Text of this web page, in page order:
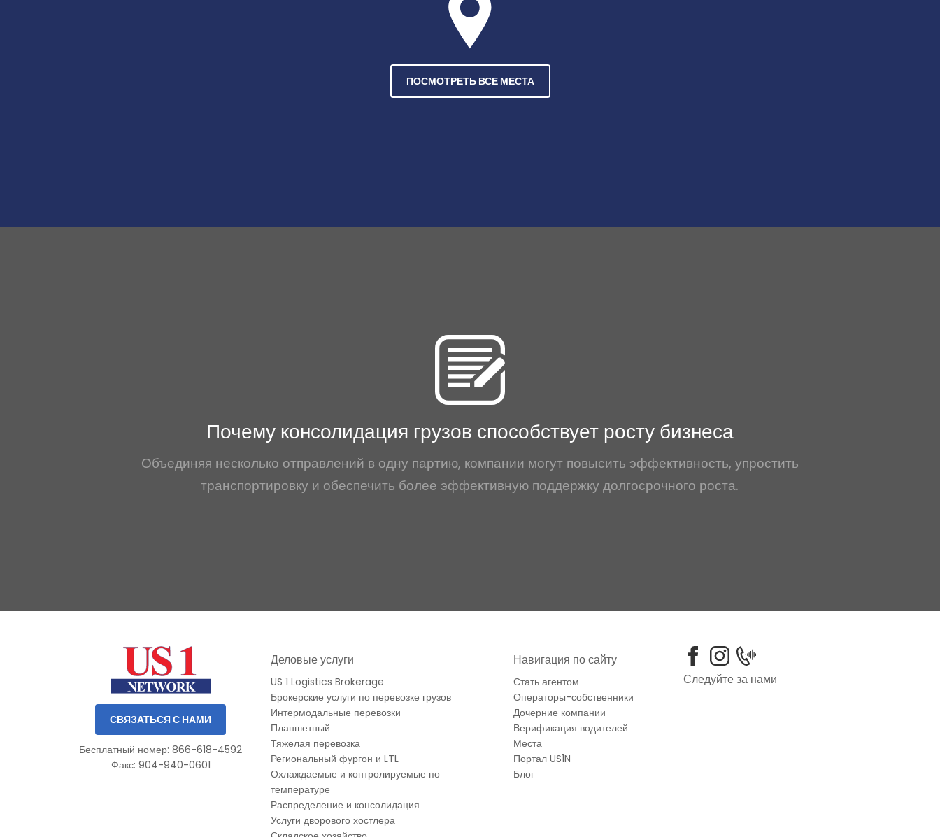
ПОСМОТРЕТЬ ВСЕ МЕСТА
Почему консолидация грузов способствует росту бизнеса
Объединяя несколько отправлений в одну партию, компании могут повысить эффективность, упростить
транспортировку и обеспечить более эффективную поддержку долгосрочного роста.
СВЯЗАТЬСЯ С НАМИ
Бесплатный номер: 866-618-4592
Факс: 904-940-0601
Деловые услуги
US 1 Logistics Brokerage
Брокерские услуги по перевозке грузов
Интермодальные перевозки
Планшетный
Тяжелая перевозка
Региональный фургон и LTL
Охлаждаемые и контролируемые по
температуре
Распределение и консолидация
Услуги дворового хостлера
Навигация по сайту
Стать агентом
Операторы-собственники
Дочерние компании
Верификация водителей
Места
Портал US1N
Блог
Следуйте за нами